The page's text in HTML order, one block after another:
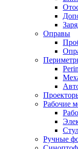
Оправы
Рабочие
Ручные